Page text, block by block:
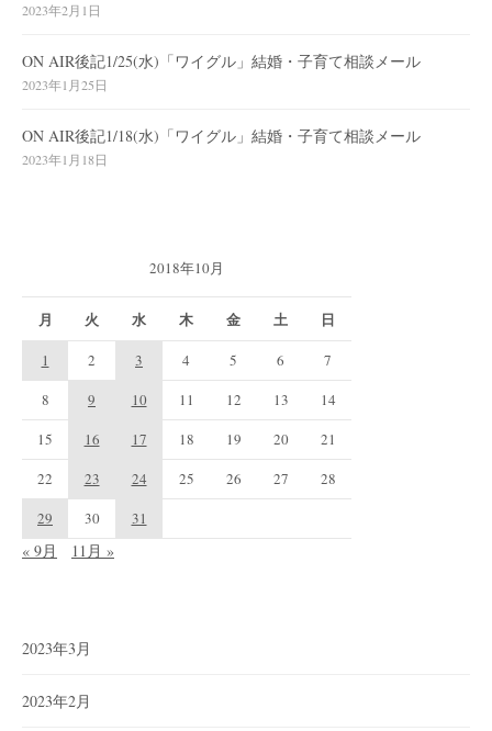
2023年2月1日
ON AIR後記1/25(水)「ワイグル」結婚・子育て相談メール
2023年1月25日
ON AIR後記1/18(水)「ワイグル」結婚・子育て相談メール
2023年1月18日
2018年10月
月 火 水 木 金 土 日
1 2 3 4 5 6
7
8
9 10 11 12 13
14
15
16 17 18 19 20
21
22
23 24 25 26 27
28
29
30 31
« 9月 11月 »
2023年3月
2023年2月